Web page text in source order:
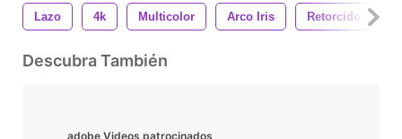
Lazo 4k Multicolor Arco Iris Retorcido
Descubra También
adobe Videos patrocinados